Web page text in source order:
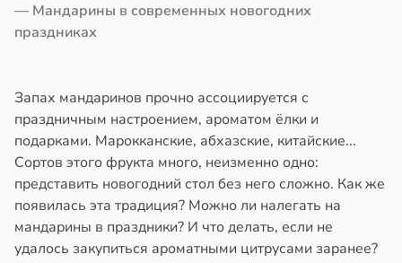
— Мандарины в современных новогодних
праздниках
Запах мандаринов прочно ассоциируется с
праздничным настроением, ароматом ёлки и
подарками. Марокканские, абхазские, китайские...
Сортов этого фрукта много, неизменно одно:
представить новогодний стол без него сложно. Как же
появилась эта традиция? Можно ли налегать на
мандарины в праздники? И что делать, если не
удалось закупиться ароматными цитрусами заранее?